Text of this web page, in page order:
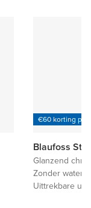
€60 korting per
Blaufoss
Glanzend
Zonder
Uittrekbare